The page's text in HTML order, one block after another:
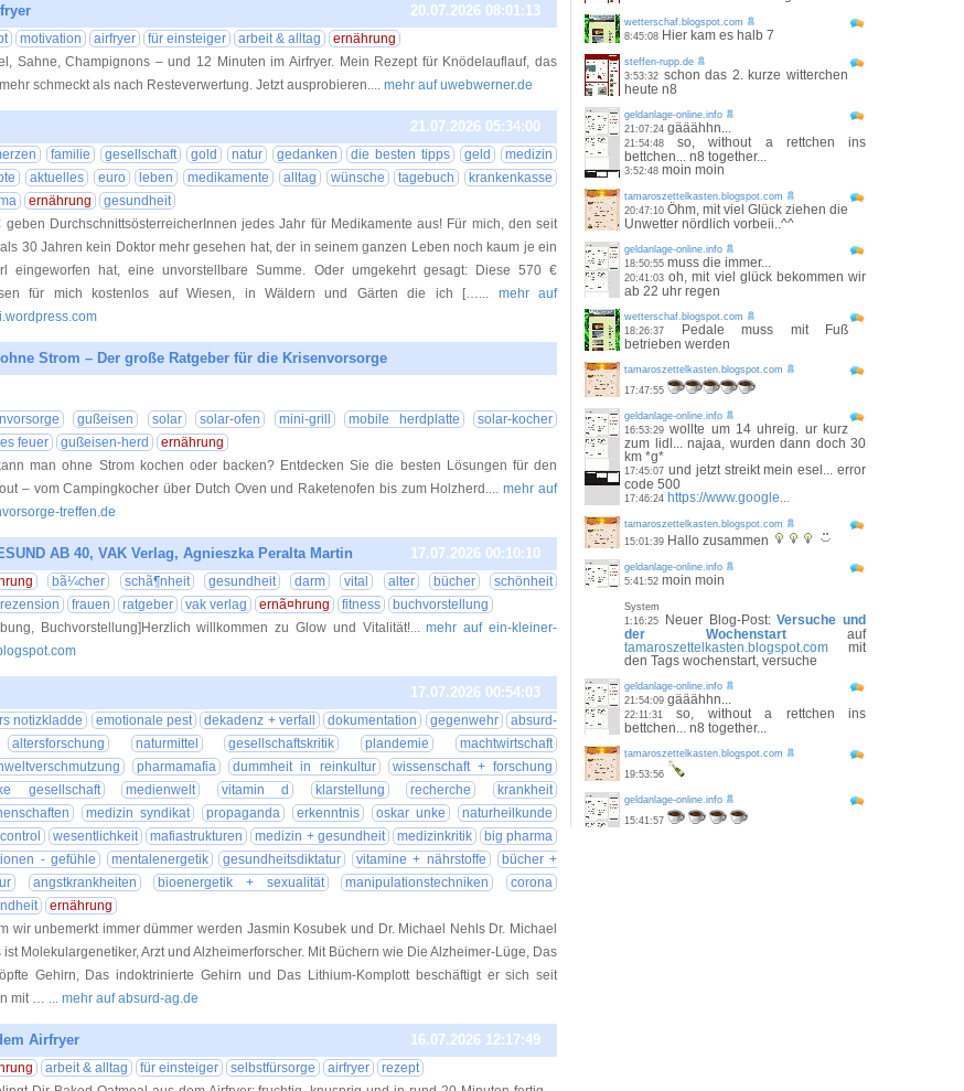
20.07.2026 08:01:13
motivation airfryer für einsteiger arbeit & alltag
ernährung
Sahne, Champignons – und 12 Minuten im Airfryer. Mein Rezept für Knödelauflauf, das
schmeckt als nach Resteverwertung. Jetzt ausprobieren.... mehr auf uwebwerner.de
21.07.2026 05:34:00
familie gesellschaft gold natur gedanken die besten tipps geld
medizin
aktuelles euro leben medikamente alltag wünsche tagebuch
krankenkasse
ernährung
gesundheit
geben DurchschnittsösterreicherInnen jedes Jahr für Medikamente aus! Für mich, den seit
30 Jahren kein Doktor mehr gesehen hat, der in seinem ganzen Leben noch kaum je ein
eingeworfen hat, eine unvorstellbare Summe. Oder umgekehrt gesagt: Diese 570 €
für mich kostenlos auf Wiesen, in Wäldern und Gärten die ich […... mehr auf
Strom – Der große Ratgeber für die Krisenvorsorge
gußeisen solar solar-ofen mini-grill mobile herdplatte
solar-kocher
feuer
gußeisen-herd
ernährung
man ohne Strom kochen oder backen? Entdecken Sie die besten Lösungen für den
– vom Campingkocher über Dutch Oven und Raketenofen bis zum Holzherd.... mehr auf
treffen.de
AB 40, VAK Verlag, Agnieszka Peralta Martin 17.07.2026 00:10:10
bã¼cher schã¶nheit gesundheit darm vital alter bücher
schönheit
frauen ratgeber vak verlag ernã¤hrung fitness
buchvorstellung
Buchvorstellung]Herzlich willkommen zu Glow und Vitalität!... mehr auf ein-kleiner-
17.07.2026 00:54:03
notizkladde emotionale pest dekadenz + verfall dokumentation gegenwehr
absurd-
altersforschung naturmittel gesellschaftskritik plandemie
machtwirtschaft
pharmamafia dummheit in reinkultur
wissenschaft + forschung
gesellschaft
medienwelt vitamin d klarstellung recherche
krankheit
medizin syndikat propaganda erkenntnis oskar unke
naturheilkunde
wesentlichkeit mafiastrukturen medizin + gesundheit medizinkritik
big pharma
- gefühle
mentalenergetik gesundheitsdiktatur vitamine + nährstoffe
bücher +
angstkrankheiten bioenergetik + sexualität manipulationstechniken
corona
ernährung
wir unbemerkt immer dümmer werden Jasmin Kosubek und Dr. Michael Nehls Dr. Michael
ist Molekulargenetiker, Arzt und Alzheimerforscher. Mit Büchern wie Die Alzheimer-Lüge, Das
Gehirn, Das indoktrinierte Gehirn und Das Lithium-Komplott beschäftigt er sich seit
mit … ... mehr auf absurd-ag.de
Airfryer 16.07.2026 12:17:49
arbeit & alltag für einsteiger selbstfürsorge airfryer
rezept
wetterschaf.blogspot.com
8:45:08 Hier kam es halb 7
steffen-rupp.de
3:53:32 schon das 2. kurze witterchen
heute n8
geldanlage-online.info
21:07:24 gääähhn...
21:54:48so, without a rettchen ins
bettchen... n8 together...
3:52:48 moin moin
tamaroszettelkasten.blogspot.com
20:47:10 Öhm, mit viel Glück ziehen die
Unwetter nördlich vorbeii..^^
geldanlage-online.info
18:50:55 muss die immer...
20:41:03oh, mit viel glück bekommen wir
ab 22 uhr regen
wetterschaf.blogspot.com
18:26:37
Pedale muss mit Fuß
betrieben werden
tamaroszettelkasten.blogspot.com
17:47:55
geldanlage-online.info
16:53:29wollte um 14 uhreig. ur kurz
zum lidl... najaa, wurden dann doch 30
km *g*
17:45:07 und jetzt streikt mein esel... error
code 500
17:46:24 https://www.google...
tamaroszettelkasten.blogspot.com
15:01:39 Hallo zusammen
geldanlage-online.info
5:41:52 moin moin
System
1:16:25
Neuer Blog-Post:Versuche und
der Wochenstart auf
tamaroszettelkasten.blogspot.com mit
den Tags wochenstart, versuche
geldanlage-online.info
21:54:09 gääähhn...
22:11:31so, without a rettchen ins
bettchen... n8 together...
tamaroszettelkasten.blogspot.com
19:53:56
geldanlage-online.info
15:41:57